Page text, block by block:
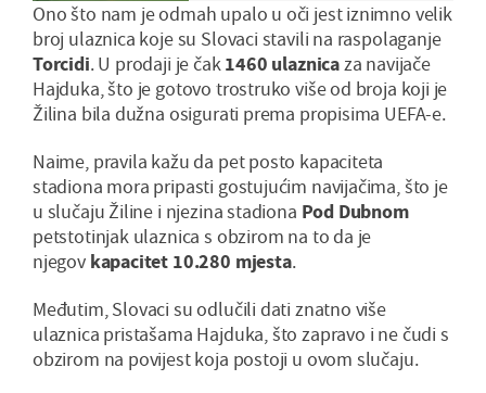
Ono što nam je odmah upalo u oči jest iznimno velik
broj ulaznica koje su Slovaci stavili na raspolaganje
Torcidi. U prodaji je čak1460 ulaznicaza navijače
Hajduka, što je gotovo trostruko više od broja koji je
Žilina bila dužna osigurati prema propisima UEFA-e.
Naime, pravila kažu da pet posto kapaciteta
stadiona mora pripasti gostujućim navijačima, što je
u slučaju Žiline i njezina stadiona Pod Dubnom
petstotinjak ulaznica s obzirom na to da je
njegov kapacitet 10.280 mjesta.
Međutim, Slovaci su odlučili dati znatno više
ulaznica pristašama Hajduka, što zapravo i ne čudi s
obzirom na povijest koja postoji u ovom slučaju.